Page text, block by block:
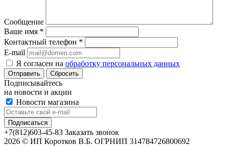
Сообщение
Ваше имя *
Контактный телефон *
E-mail
Я согласен на обработку персональных данных
Сбросить
Подписывайтесь
на новости и акции
Новости магазина
+7(812)603-45-83 Заказать звонок
2026 © ИП Коротков В.Б. ОГРНИП 314784726800692